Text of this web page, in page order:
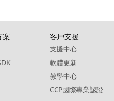
案 客戶支援
支援中心
軟體更新
教學中心
CCP國際專業認證